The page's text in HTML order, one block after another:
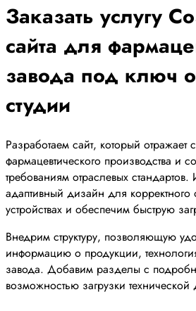
Заказать услугу
сайта для
завода под ключ
студии
Разработаем сайт, который отражает
фармацевтического производства и
требованиям отраслевых
адаптивный дизайн для
устройствах и обеспечим быструю
Внедрим структуру, позволяющую
информацию о продукции,
завода. Добавим разделы с
возможностью загрузки технической